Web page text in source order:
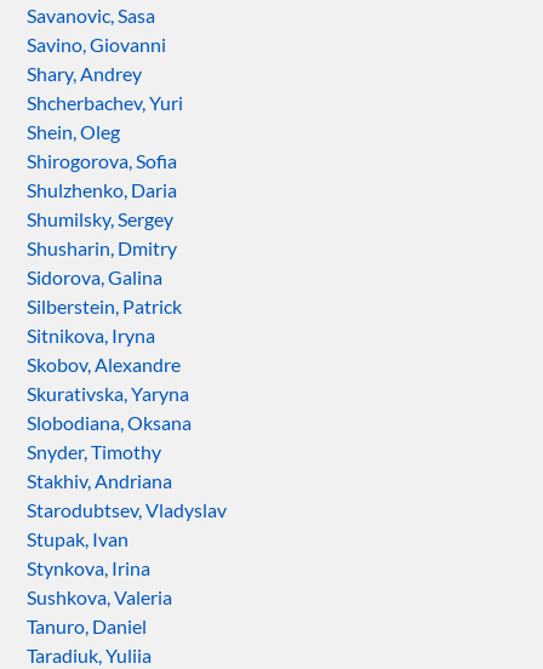
Savanovic, Sasa
Savino, Giovanni
Shary, Andrey
Shcherbachev, Yuri
Shein, Oleg
Shirogorova, Sofia
Shulzhenko, Daria
Shumilsky, Sergey
Shusharin, Dmitry
Sidorova, Galina
Silberstein, Patrick
Sitnikova, Iryna
Skobov, Alexandre
Skurativska, Yaryna
Slobodiana, Oksana
Snyder, Timothy
Stakhiv, Andriana
Starodubtsev, Vladyslav
Stupak, Ivan
Stynkova, Irina
Sushkova, Valeria
Tanuro, Daniel
Taradiuk, Yuliia